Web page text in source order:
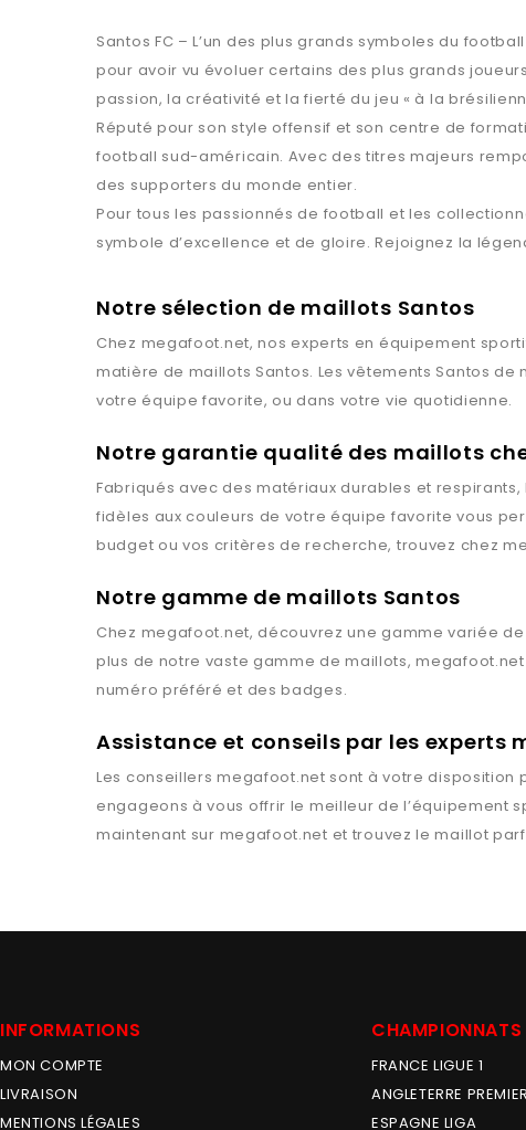
Santos FC – L’un des plus grands symboles du
pour avoir vu évoluer certains des plus grands
passion, la créativité et la fierté du jeu « à la
Réputé pour son style offensif et son centre de
football sud-américain. Avec des titres majeurs
des supporters du monde entier.
Pour tous les passionnés de football et les
symbole d’excellence et de gloire. Rejoignez la
Notre sélection de maillots Santos
Chez megafoot.net, nos experts en équipement
matière de maillots Santos. Les vêtements Santos de
votre équipe favorite, ou dans votre vie quotidienne.
Notre garantie qualité des maillots
Fabriqués avec des matériaux durables et respirants,
fidèles aux couleurs de votre équipe favorite vous
budget ou vos critères de recherche, trouvez chez
Notre gamme de maillots Santos
Chez megafoot.net, découvrez une gamme variée
plus de notre vaste gamme de maillots,megafoot.net
numéro préféré et des badges.
Assistance et conseils par les experts
Les conseillersmegafoot.net sont à votre disposition
engageons à vous offrir le meilleur de l’équipement
maintenant sur megafoot.net et trouvez le maillot
INFORMATIONS
MON COMPTE
LIVRAISON
MENTIONS LÉGALES
CHAMPIONNATS
FRANCE LIGUE 1
ANGLETERRE
ESPAGNE LIGA